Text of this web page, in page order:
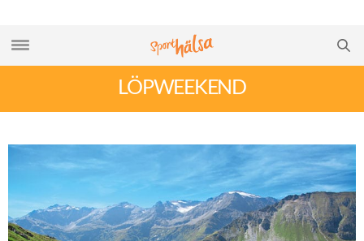
LÖPWEEKEND